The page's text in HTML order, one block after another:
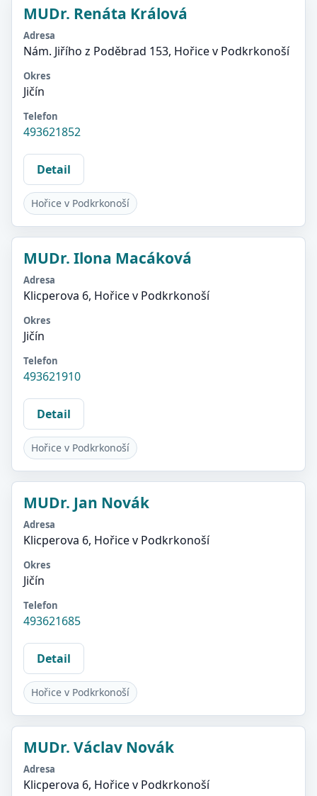
MUDr. Renáta Králová
Adresa
Nám. Jiřího z Poděbrad 153, Hořice v Podkrkonoší
Okres
Jičín
Telefon
493621852
Detail
Hořice v Podkrkonoší
MUDr. Ilona Macáková
Adresa
Klicperova 6, Hořice v Podkrkonoší
Okres
Jičín
Telefon
493621910
Detail
Hořice v Podkrkonoší
MUDr. Jan Novák
Adresa
Klicperova 6, Hořice v Podkrkonoší
Okres
Jičín
Telefon
493621685
Detail
Hořice v Podkrkonoší
MUDr. Václav Novák
Adresa
Klicperova 6, Hořice v Podkrkonoší